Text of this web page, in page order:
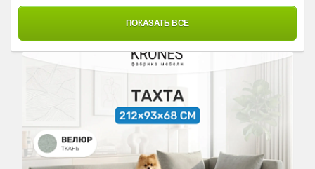
ПОКАЗАТЬ ВСЕ